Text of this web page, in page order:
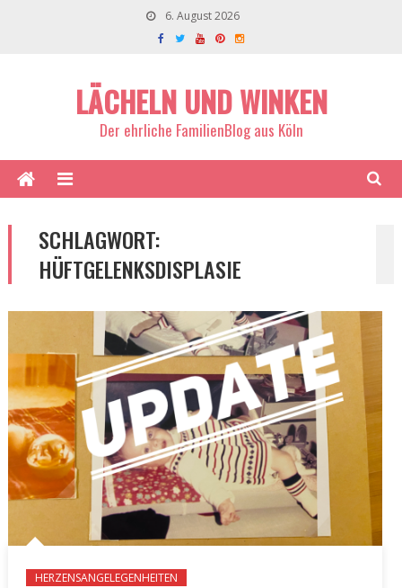
6. August 2026
LÄCHELN UND WINKEN
Der ehrliche FamilienBlog aus Köln
SCHLAGWORT:
HÜFTGELENKSDISPLASIE
HERZENSANGELEGENHEITEN